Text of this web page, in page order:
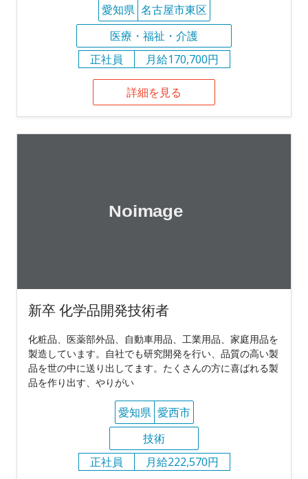
愛知県 名古屋市東区
医療・福祉・介護
正社員
月給170,700円
詳細を見る
新卒 化学品開発技術者
化粧品、医薬部外品、自動車用品、工業用品、家庭用品を
製造しています。自社でも研究開発を行い、品質の高い製
品を世の中に送り出してます。たくさんの方に喜ばれる製
品を作り出す、やりがい
愛知県 愛西市
技術
正社員
月給222,570円